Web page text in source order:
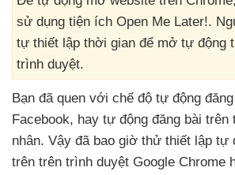
sử dụng tiện ích Open Me Later!.
tự thiết lập thời gian để mở tự động
trình duyệt.
Bạn đã quen với chế độ tự động
Facebook, hay tự động đăng bài trên
nhân. Vậy đã bao giờ thử thiết lập tự
trên trên trình duyệt Google Chrome